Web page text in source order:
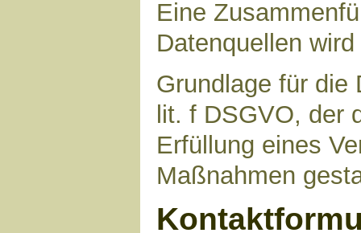
Eine
Datenquellen
Grundlage für die
lit. f DSGVO, der
Erfüllung eines
Maßnahmen